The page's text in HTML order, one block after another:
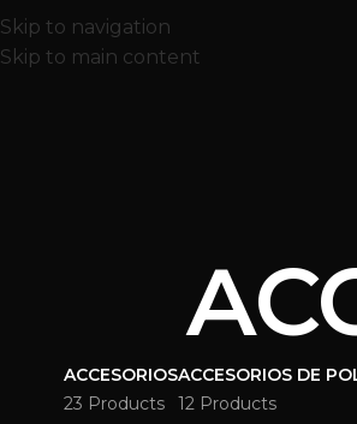
Skip to navigation
Skip to main content
ACCESORIOS
23 Products
ACCESORIOS DE
12 Products